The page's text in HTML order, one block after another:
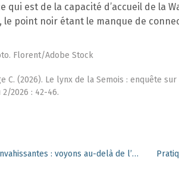
qui est de la capacité d’accueil de la
le point noir étant le manque de
Florent/Adobe Stock
C. (2026). Le lynx de la Semois : enquête
2/2026 : 42-46.
Évaluer l’impact des exotiques envahissantes : voyons au-delà de l’espèce !